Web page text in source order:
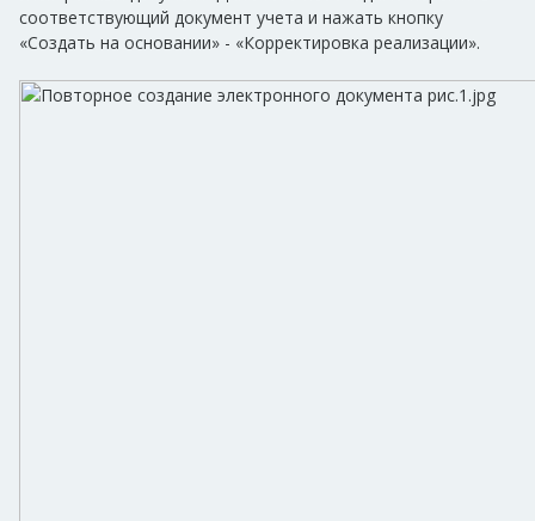
соответствующий документ учета и нажать кнопку
«Создать на основании» - «Корректировка реализации».